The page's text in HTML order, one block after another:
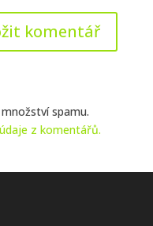
spamu.
z komentářů.